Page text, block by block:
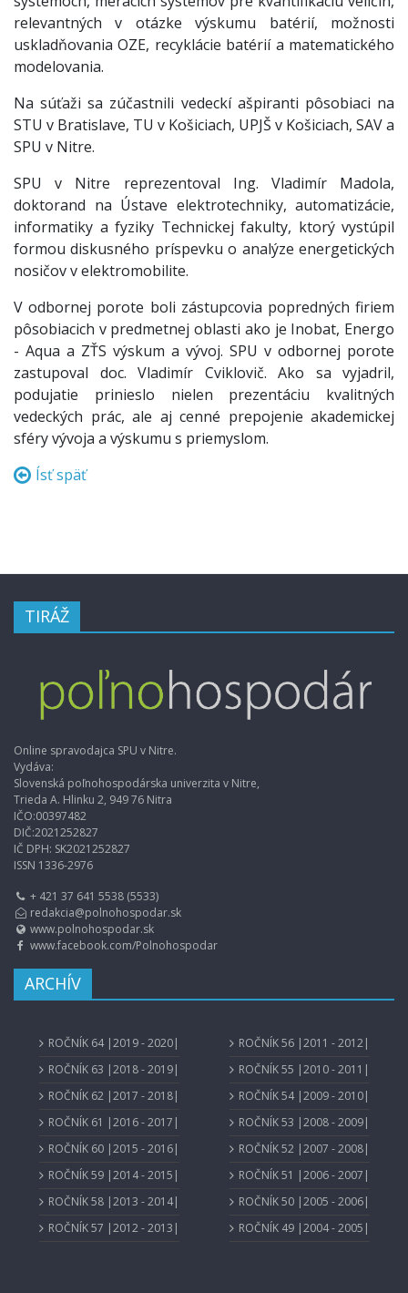
relevantných v otázke výskumu batérií, možnosti
uskladňovania OZE, recyklácie batérií a matematického
modelovania.
Na súťaži sa zúčastnili vedeckí ašpiranti pôsobiaci na
STU v Bratislave, TU v Košiciach, UPJŠ v Košiciach, SAV a
SPU v Nitre.
SPU v Nitre reprezentoval Ing. Vladimír Madola,
doktorand na Ústave elektrotechniky, automatizácie,
informatiky a fyziky Technickej fakulty, ktorý vystúpil
formou diskusného príspevku o analýze energetických
nosičov v elektromobilite.
V odbornej porote boli zástupcovia popredných firiem
pôsobiacich v predmetnej oblasti ako je Inobat, Energo
- Aqua a ZŤS výskum a vývoj. SPU v odbornej porote
zastupoval doc. Vladimír Cviklovič. Ako sa vyjadril,
podujatie prinieslo nielen prezentáciu kvalitných
vedeckých prác, ale aj cenné prepojenie akademickej
sféry vývoja a výskumu s priemyslom.
Ísť späť
TIRÁŽ
Online spravodajca SPU v Nitre.
Vydáva:
Slovenská poľnohospodárska univerzita v Nitre,
Trieda A. Hlinku 2, 949 76 Nitra
IČO:00397482
DIČ:2021252827
IČ DPH: SK2021252827
ISSN 1336-2976
+ 421 37 641 5538 (5533)
redakcia@polnohospodar.sk
www.polnohospodar.sk
www.facebook.com/Polnohospodar
ARCHÍV
ROČNÍK 64 |2019 - 2020|
ROČNÍK 63 |2018 - 2019|
ROČNÍK 62 |2017 - 2018|
ROČNÍK 61 |2016 - 2017|
ROČNÍK 60 |2015 - 2016|
ROČNÍK 59 |2014 - 2015|
ROČNÍK 58 |2013 - 2014|
ROČNÍK 57 |2012 - 2013|
ROČNÍK 56 |2011 - 2012|
ROČNÍK 55 |2010 - 2011|
ROČNÍK 54 |2009 - 2010|
ROČNÍK 53 |2008 - 2009|
ROČNÍK 52 |2007 - 2008|
ROČNÍK 51 |2006 - 2007|
ROČNÍK 50 |2005 - 2006|
ROČNÍK 49 |2004 - 2005|